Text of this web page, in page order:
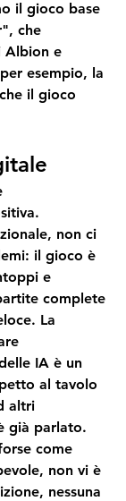
il gioco base
che
Albion e
esempio, la
il gioco
non ci
il gioco è
e
complete
La
IA è un
al tavolo
altri
già parlato.
come
non vi è
nessuna